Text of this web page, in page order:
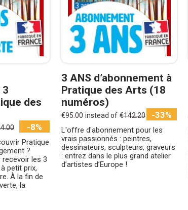
3
des
-8%
Pratique
?
les 3
petit prix,
À la fin de
la
3 ANS d’abonnement à
Pratique des Arts (18
numéros)
€95.00 instead of €142.20 -33%
L'offre d'abonnement pour les
vrais passionnés : peintres,
dessinateurs, sculpteurs, graveurs
: entrez dans le plus grand atelier
d’artistes d’Europe !